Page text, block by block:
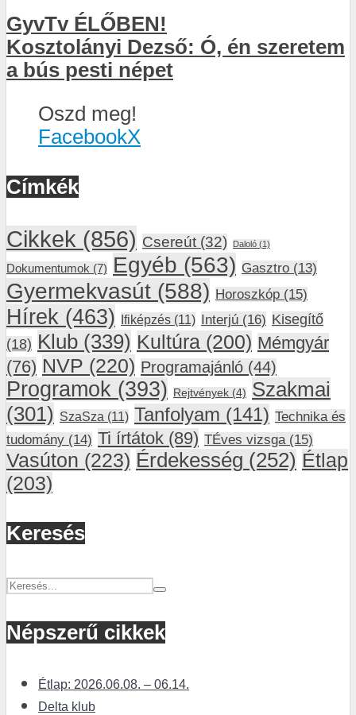
GyvTv ÉLŐBEN!
Kosztolányi Dezső: Ó, én szeretem
a bús pesti népet
Oszd meg!
FacebookX
Címkék
Cikkek (856) Csereút (32) Daloló (1)
Dokumentumok (7) Egyéb (563) Gasztro (13)
Gyermekvasút (588) Horoszkóp (15)
Hírek (463) Ifiképzés (11) Interjú (16) Kisegítő
(18) Klub (339) Kultúra (200) Mémgyár
(76) NVP (220) Programajánló (44)
Programok (393) Rejtvények (4) Szakmai
(301) SzaSza (11) Tanfolyam (141) Technika és
tudomány (14) Ti írtátok (89) TÉves vizsga(15)
Vasúton (223) Érdekesség (252) Étlap
(203)
Keresés
Népszerű cikkek
Étlap: 2026.06.08. – 06.14.
Delta klub